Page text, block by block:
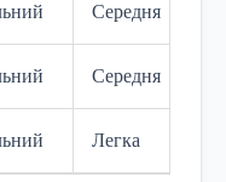
Середня
Середня
Легка